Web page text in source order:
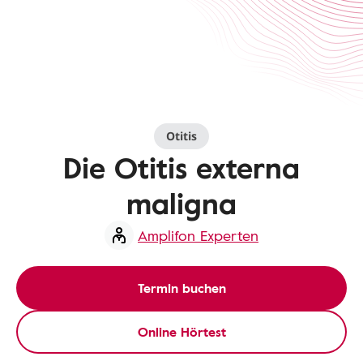
Otitis
Die Otitis externa
maligna
Amplifon Experten
Termin buchen
Online Hörtest